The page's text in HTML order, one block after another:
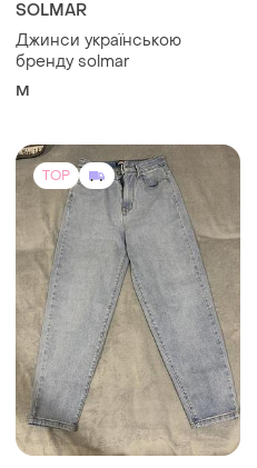
SOLMAR
Джинси українською
бренду solmar
M
TOP